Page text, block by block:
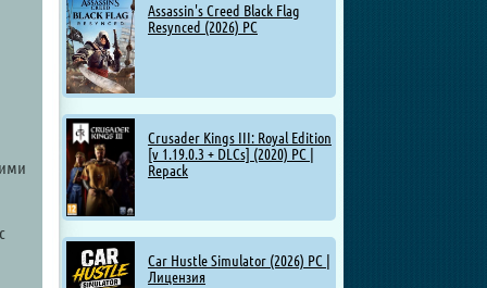
Assassin's Creed Black Flag
Resynced (2026) PC
Crusader Kings III: Royal Edition
[v 1.19.0.3 + DLCs] (2020) PC |
Repack
Car Hustle Simulator (2026) PC |
Лицензия